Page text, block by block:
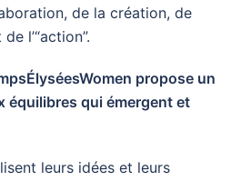
de la création, de
l’“action”.
propose un
équilibres qui émergent et
leurs idées et leurs